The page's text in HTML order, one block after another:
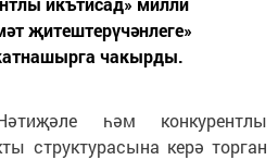
җитештерүчәнлеге»
чакырды.
һәм конкурентлы
структурасына керә торган